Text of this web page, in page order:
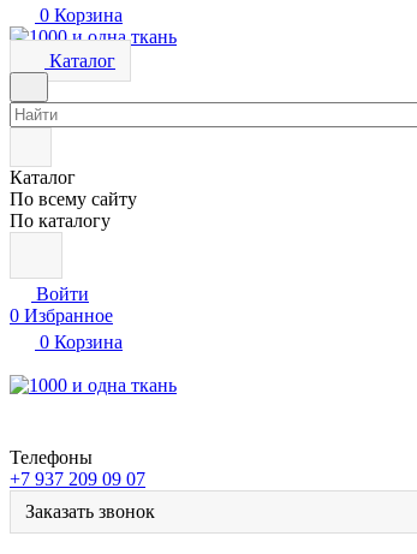
0 Корзина
Каталог
Каталог
По всему сайту
По каталогу
Войти
0 Избранное
0 Корзина
Телефоны
+7 937 209 09 07
Заказать звонок